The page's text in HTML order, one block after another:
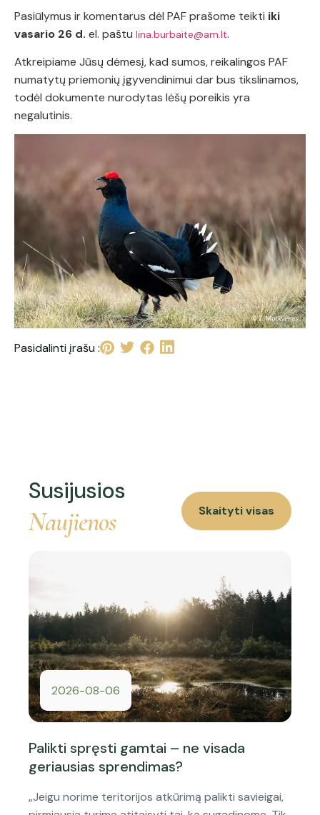
Pasiūlymus ir komentarus dėl PAF prašome teikti iki
vasario 26 d. el. paštu lina.burbaite@am.lt.
Atkreipiame Jūsų dėmesį, kad sumos, reikalingos PAF
numatytų priemonių įgyvendinimui dar bus tikslinamos,
todėl dokumente nurodytas lėšų poreikis yra
negalutinis.
Pasidalinti įrašu :
Susijusios
Naujienos Skaityti visas
2026-08-06
Palikti spręsti gamtai – ne visada
geriausias sprendimas?
„Jeigu norime teritorijos atkūrimą palikti savieigai,